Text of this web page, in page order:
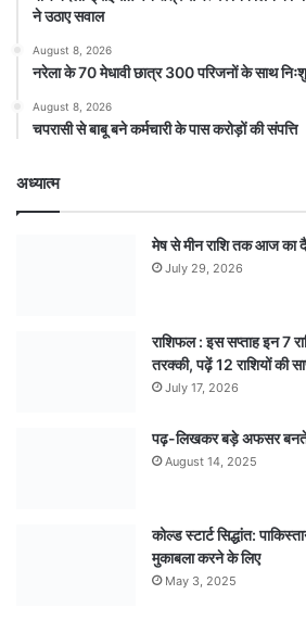
ने उठाए सवाल
August 8, 2026
नरेला के 70 मेधावी छात्र 300 परिजनों के साथ
August 8, 2026
चपरासी से बाबू बने कर्मचारी के पास करोड़ों की संपत्ति
अध्यात्म
मेष से मीन राशि तक आज का
July 29, 2026
राशिफल : इस सप्ताह इन 7
तरक्की, पढ़ें 12 राशियों की
July 17, 2026
पढ़-लिखकर बड़े अफसर
August 14, 2025
कोल्ड स्टार्ट सिद्धांत:
मुकाबला करने के लिए
May 3, 2025